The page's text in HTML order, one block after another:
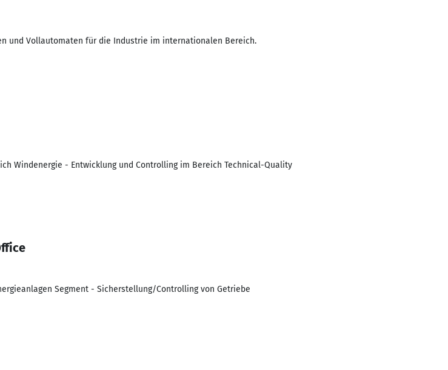
und Vollautomaten für die Industrie im internationalen Bereich.
Windenergie - Entwicklung und Controlling im Bereich Technical-Quality
Segment - Sicherstellung/Controlling von Getriebe